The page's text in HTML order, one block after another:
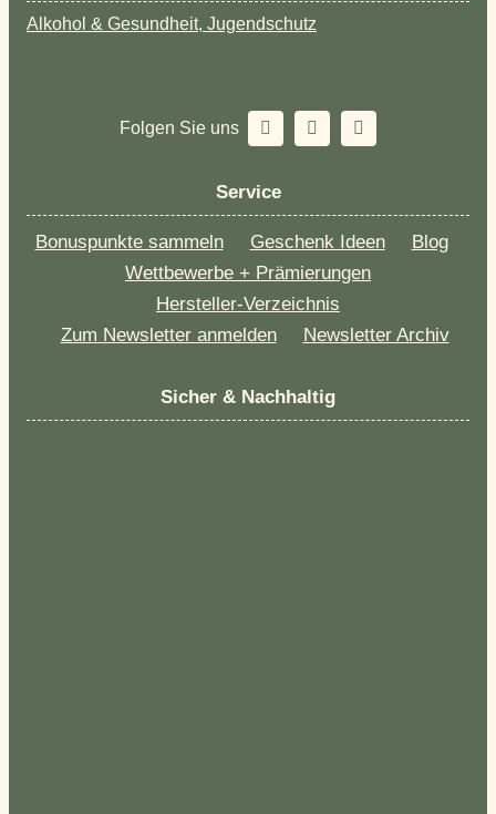
Alkohol & Gesundheit, Jugendschutz
Folgen Sie uns
Service
Bonuspunkte sammeln Geschenk Ideen
Blog
Wettbewerbe + Prämierungen
Hersteller-Verzeichnis
Zum Newsletter anmelden
Newsletter Archiv
Sicher & Nachhaltig